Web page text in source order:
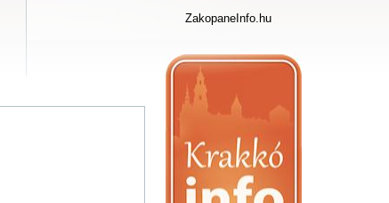
ZakopaneInfo.hu